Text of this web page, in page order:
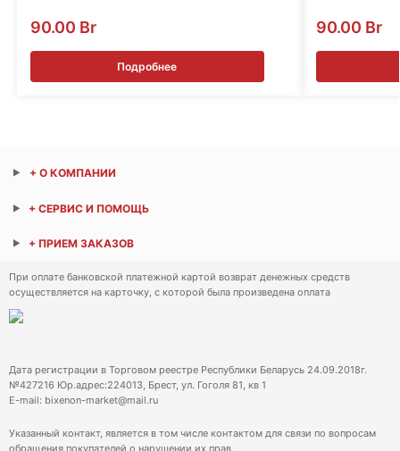
90.00 Br
Подробнее
90.00 Br
+ О КОМПАНИИ
+ СЕРВИС И ПОМОЩЬ
+ ПРИЕМ ЗАКАЗОВ
При оплате банковской платежной картой возврат денежных средств
осуществляется на карточку, с которой была произведена оплата
Дата регистрации в Торговом реестре Республики Беларусь 24.09.2018г.
№427216 Юр.адрес:224013, Брест, ул. Гоголя 81, кв 1
E-mail: bixenon-market@mail.ru
Указанный контакт, является в том числе контактом для связи по вопросам
обращения покупателей о нарушении их прав.